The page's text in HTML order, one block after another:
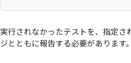
実行されなかったテストを、指定さ
ジとともに報告する必要があります。